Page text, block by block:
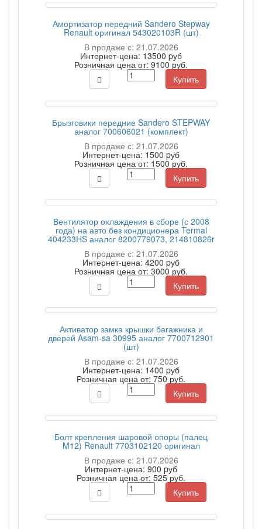
Амортизатор передний Sandero Stepway
Renault оригинал 543020103R (шт)
В продаже с: 21.07.2026
Интернет-цена: 13500 pуб
Розничная цена от: 9100 руб.
Купить
Брызговики передние Sandero STEPWAY
аналог 700606021 (комплект)
В продаже с: 21.07.2026
Интернет-цена: 1500 pуб
Розничная цена от: 1500 руб.
Купить
Вентилятор охлаждения в сборе (с 2008
года) на авто без кондиционера Termal
404233HS аналог 8200779073, 214810826r
В продаже с: 21.07.2026
Интернет-цена: 4200 pуб
Розничная цена от: 3000 руб.
Купить
Активатор замка крышки багажника и
дверей Asam-sa 30995 аналог 7700712901
(шт)
В продаже с: 21.07.2026
Интернет-цена: 1400 pуб
Розничная цена от: 750 руб.
Купить
Болт крепления шаровой опоры (палец
M12) Renault 7703102120 оригинал
В продаже с: 21.07.2026
Интернет-цена: 900 pуб
Розничная цена от: 525 руб.
Купить